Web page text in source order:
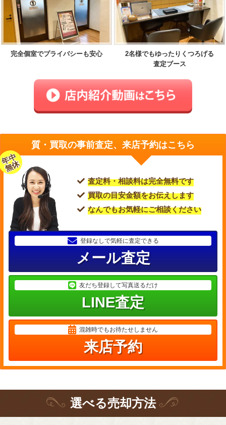
完全個室でプライバシーも安心
2名様でもゆったりくつろげる
査定ブース
質・買取の事前査定、来店予約はこちら
年中
無休
査定料・相談料は完全無料です
買取の目安金額をお伝えします
なんでもお気軽にご相談ください
登録なしで気軽に査定できる
メール査定
友だち登録して写真送るだけ
LINE査定
混雑時でもお待たせしません
来店予約
選べる売却方法